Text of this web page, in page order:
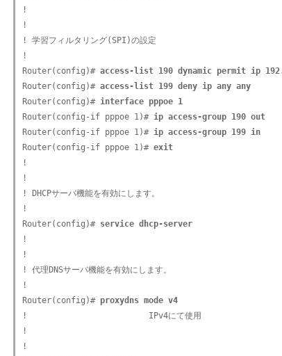
!
!
! 学習フィルタリング(SPI)の設定
!
Router(config)# access-list 190 dynamic permit ip
Router(config)# access-list 199 deny ip any any
Router(config)# interface pppoe 1
Router(config-if pppoe 1)# ip access-group 190 out
Router(config-if pppoe 1)# ip access-group 199 in
Router(config-if pppoe 1)# exit
!
!
! DHCPサーバ機能を有効にします。
!
Router(config)# service dhcp-server
!
!
! 代理DNSサーバ機能を有効にします。
!
Router(config)# proxydns mode v4
!                         IPv4にて使用
!
!